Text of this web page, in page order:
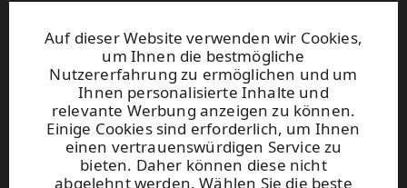
Auf dieser Website verwenden wir Cookies,
um Ihnen die bestmögliche
Nutzererfahrung zu ermöglichen und um
Ihnen personalisierte Inhalte und
relevante Werbung anzeigen zu können.
Einige Cookies sind erforderlich, um Ihnen
einen vertrauenswürdigen Service zu
bieten. Daher können diese nicht
abgelehnt werden. Wählen Sie die beste
Stellenangebote
Bilddatenbank
Abonnieren von Veröffentlichungen
Telefonzentrale
+358 (0) 204 15 111
Diese Website ist durch reCAPTCHA geschützt und es gelten